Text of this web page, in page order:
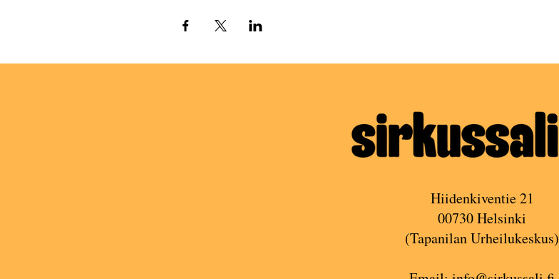
Hiidenkiventie 21
00730 Helsinki
(Tapanilan Urheilukeskus)